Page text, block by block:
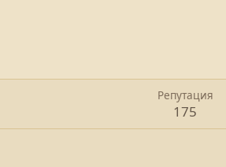
Репутация
175